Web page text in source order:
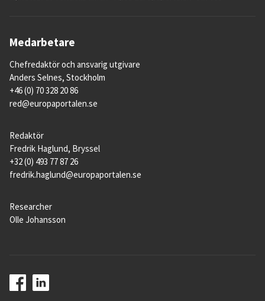
Medarbetare
Chefredaktör och ansvarig utgivare
Anders Selnes, Stockholm
+46 (0) 70 328 20 86
red@europaportalen.se
Redaktör
Fredrik Haglund, Bryssel
+32 (0) 493 77 87 26
fredrik.haglund@europaportalen.se
Researcher
Olle Johansson